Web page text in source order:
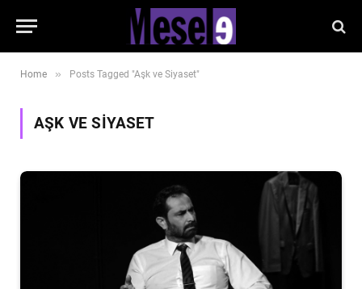
Home » Posts Tagged "Aşk ve Siyaset"
AŞK VE SIYASET